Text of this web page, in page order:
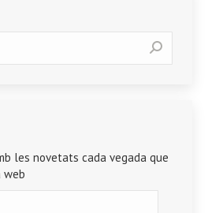
les novetats cada vegada que